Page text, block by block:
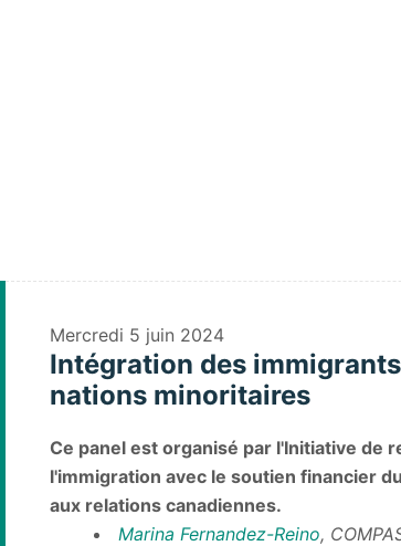
Mercredi 5 juin 2024
Intégration des
nations minoritaires
Ce panel est organisé par l'Initiative de
l'immigration avec le soutien financier
aux relations canadiennes.
Marina Fernandez-Reino,